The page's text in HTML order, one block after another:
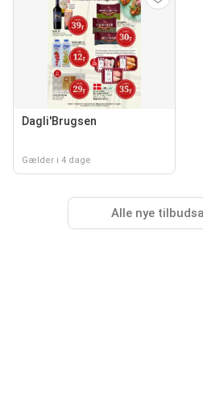
Dagli'Brugsen
Gælder i 4 dage
Alle nye